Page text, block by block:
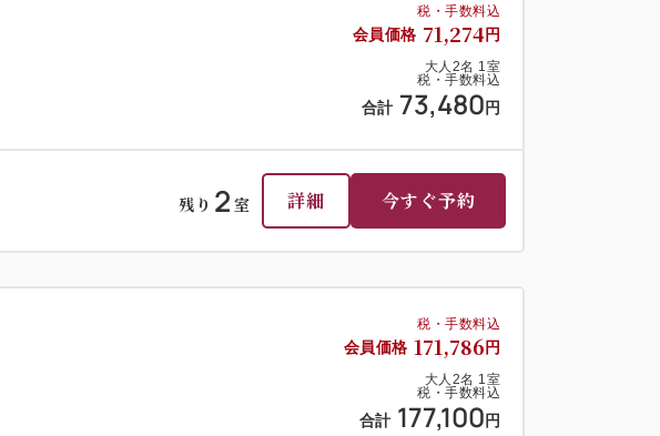
税・手数料込
会員価格 71,274 円
大人 2名 1室
税・手数料込
合計 73,480 円
残り 2 室 詳細 今すぐ予約
税・手数料込
会員価格 171,786 円
大人 2名 1室
税・手数料込
合計 177,100 円